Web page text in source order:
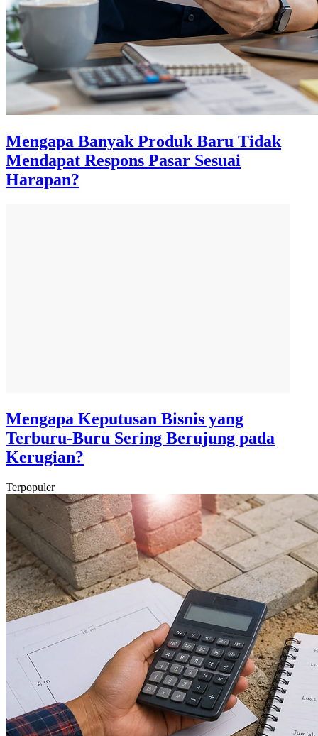
Mengapa Banyak Produk Baru Tidak
Mendapat Respons Pasar Sesuai
Harapan?
Mengapa Keputusan Bisnis yang
Terburu-Buru Sering Berujung pada
Kerugian?
Terpopuler